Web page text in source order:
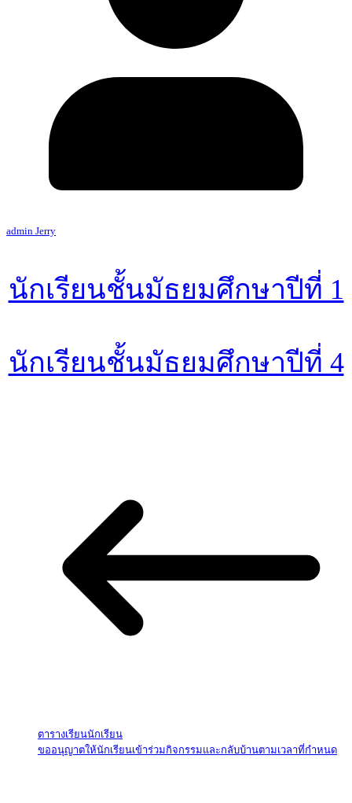
admin Jerry
นักเรียนชั้นมัธยมศึกษาปีที่ 1
นักเรียนชั้นมัธยมศึกษาปีที่ 4
ตารางเรียนนักเรียน
ขออนุญาตให้นักเรียนเข้าร่วมกิจกรรมและกลับบ้านตามเวลาที่กำหนด